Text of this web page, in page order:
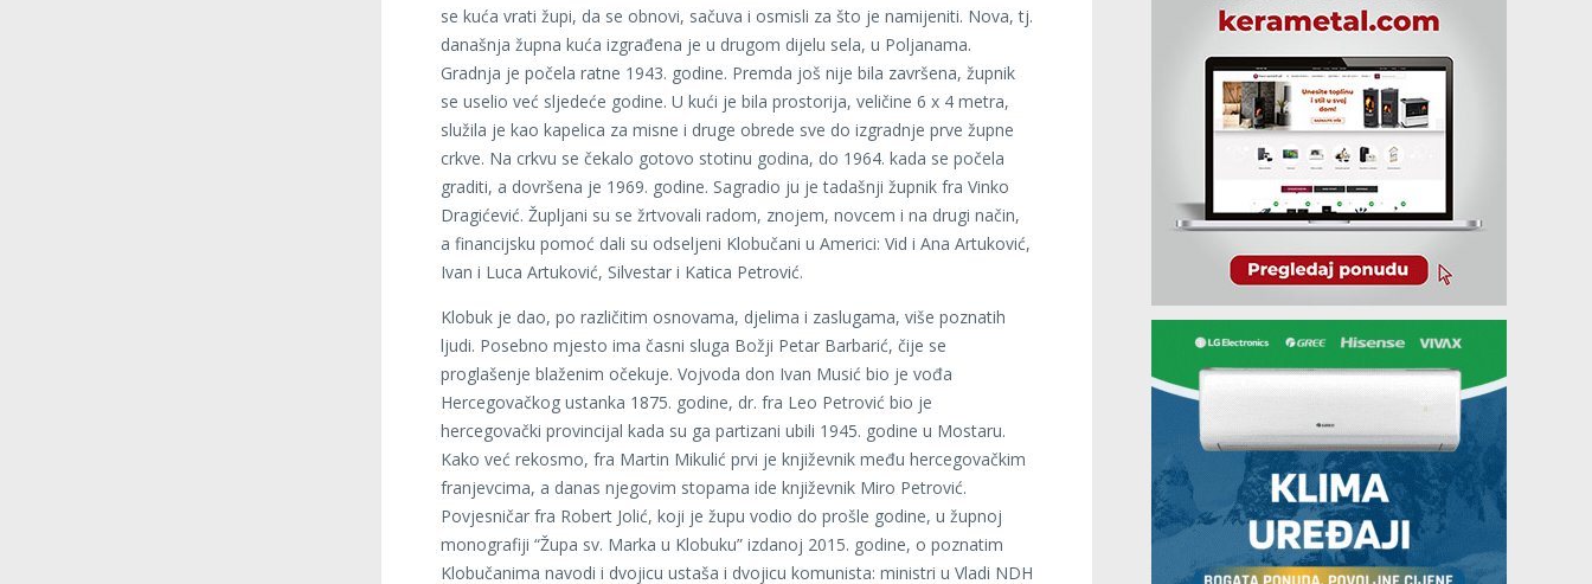
se kuća vrati župi, da se obnovi, sačuva i osmisli za što je namijeniti. Nova, tj.
današnja župna kuća izgrađena je u drugom dijelu sela, u Poljanama.
Gradnja je počela ratne 1943. godine. Premda još nije bila završena, župnik
se uselio već sljedeće godine. U kući je bila prostorija, veličine 6 x 4 metra,
služila je kao kapelica za misne i druge obrede sve do izgradnje prve župne
crkve. Na crkvu se čekalo gotovo stotinu godina, do 1964. kada se počela
graditi, a dovršena je 1969. godine. Sagradio ju je tadašnji župnik fra Vinko
Dragićević. Župljani su se žrtvovali radom, znojem, novcem i na drugi način,
a financijsku pomoć dali su odseljeni Klobučani u Americi: Vid i Ana Artuković,
Ivan i Luca Artuković, Silvestar i Katica Petrović.
Klobuk je dao, po različitim osnovama, djelima i zaslugama, više poznatih
ljudi. Posebno mjesto ima časni sluga Božji Petar Barbarić, čije se
proglašenje blaženim očekuje. Vojvoda don Ivan Musić bio je vođa
Hercegovačkog ustanka 1875. godine, dr. fra Leo Petrović bio je
hercegovački provincijal kada su ga partizani ubili 1945. godine u Mostaru.
Kako već rekosmo, fra Martin Mikulić prvi je književnik među hercegovačkim
franjevcima, a danas njegovim stopama ide književnik Miro Petrović.
Povjesničar fra Robert Jolić, koji je župu vodio do prošle godine, u župnoj
monografiji “Župa sv. Marka u Klobuku” izdanoj 2015. godine, o poznatim
Klobučanima navodi i dvojicu ustaša i dvojicu komunista: ministri u Vladi NDH